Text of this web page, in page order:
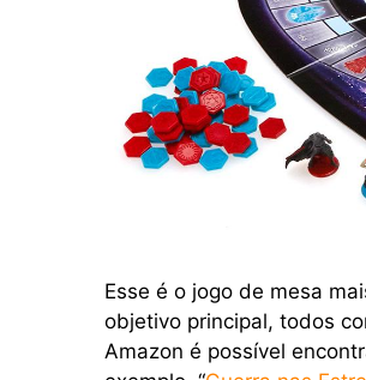
Esse é o jogo de mesa
objetivo principal, todos
Amazon é possível